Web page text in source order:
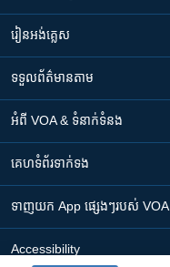
រៀន​​អង់គ្លេស
ទទួល​ព័ត៌មាន​តាម
អំពី​ VOA & ទំនាក់ទំនង
គេហទំព័រ​​ទាក់ទង
ទាញយក​ App ផ្សេងៗ​របស់​ VOA
Accessibility